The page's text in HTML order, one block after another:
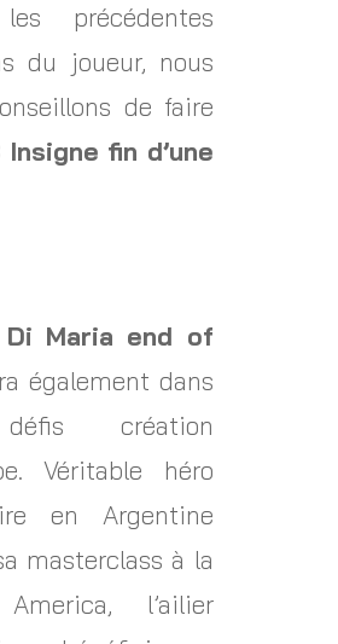
précédentes
du joueur, nous
de faire
Insigne fin d’une
Di Maria end of
également dans
création
Véritable héro
en Argentine
masterclass à la
l’ailier